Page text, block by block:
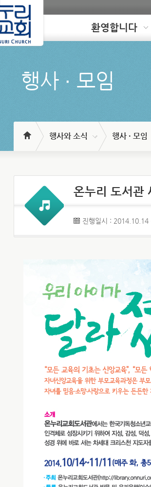
Loading 환영합니다
행사 ∙ 모임
행사와 소식 행사 · 모임
온누리 도서관
진행일시 :